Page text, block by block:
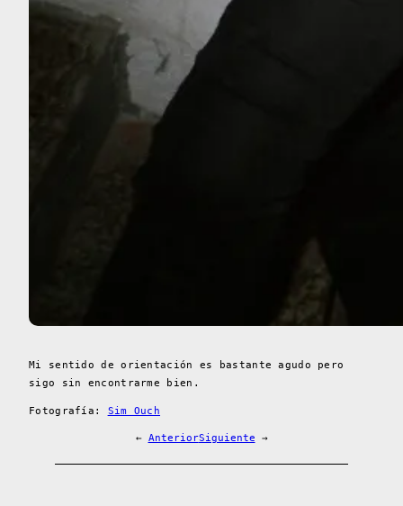
Mi sentido de orientación es bastante agudo pero
sigo sin encontrarme bien.
Fotografía: Sim Ouch
← AnteriorSiguiente →